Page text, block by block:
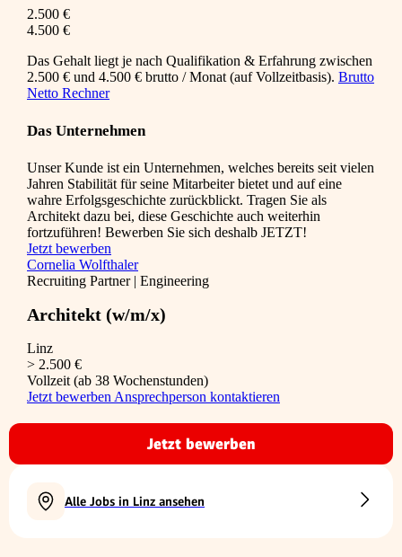
2.500 €
4.500 €
Das Gehalt liegt je nach Qualifikation & Erfahrung zwischen
2.500 € und 4.500 € brutto / Monat (auf Vollzeitbasis). Brutto
Netto Rechner
Das Unternehmen
Unser Kunde ist ein Unternehmen, welches bereits seit vielen
Jahren Stabilität für seine Mitarbeiter bietet und auf eine
wahre Erfolgsgeschichte zurückblickt. Tragen Sie als
Architekt dazu bei, diese Geschichte auch weiterhin
fortzuführen! Bewerben Sie sich deshalb JETZT!
Jetzt bewerben
Cornelia Wolfthaler
Recruiting Partner | Engineering
Architekt (w/m/x)
Linz
> 2.500 €
Vollzeit (ab 38 Wochenstunden)
Jetzt bewerben Ansprechperson kontaktieren
Jetzt bewerben
Alle Jobs in Linz ansehen